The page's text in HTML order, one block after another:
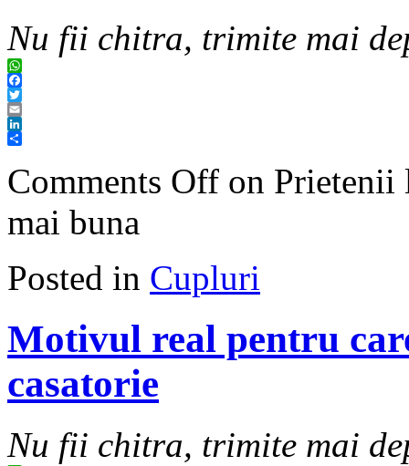
Nu fii chitra, trimite mai
WhatsApp
Facebook
Twitter
Email
LinkedIn
Comments Off on Prietenii
mai buna
Posted in Cupluri
Motivul real pentru
casatorie
Nu fii chitra, trimite mai